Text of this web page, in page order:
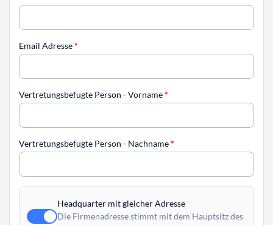
Email Adresse*
Vertretungsbefugte Person - Vorname*
Vertretungsbefugte Person - Nachname*
Headquarter mit gleicher Adresse
Die Firmenadresse stimmt mit dem Hauptsitz des